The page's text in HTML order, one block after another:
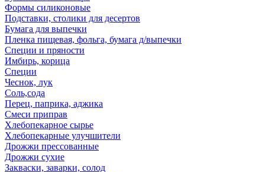
Формы силиконовые
Подставки, столики для десертов
Бумага для выпечки
Пленка пищевая, фольга, бумага д/выпечки
Специи и пряности
Имбирь, корица
Специи
Чеснок, лук
Соль,сода
Перец, паприка, аджика
Смеси приправ
Хлебопекарное сырье
Хлебопекарные улучшители
Дрожжи прессованные
Дрожжи сухие
Закваски, заварки, солод